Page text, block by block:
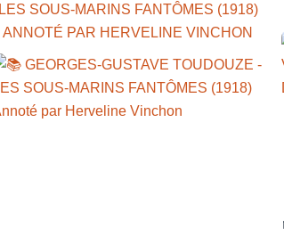
LES SOUS-MARINS FANTÔMES (1918)
ANNOTÉ PAR HERVELINE VINCHON